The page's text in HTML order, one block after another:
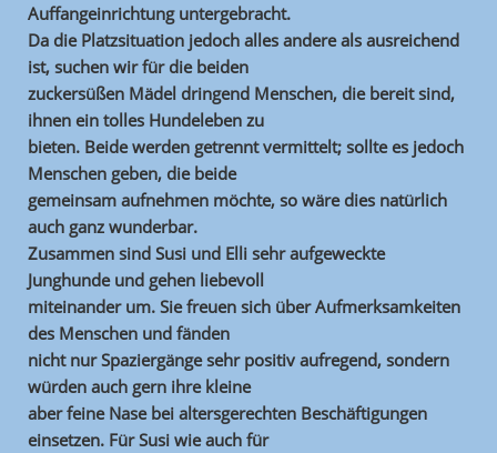
Auffangeinrichtung untergebracht.
Da die Platzsituation jedoch alles andere als ausreichend
ist, suchen wir für die beiden
zuckersüßen Mädel dringend Menschen, die bereit sind,
ihnen ein tolles Hundeleben zu
bieten. Beide werden getrennt vermittelt; sollte es jedoch
Menschen geben, die beide
gemeinsam aufnehmen möchte, so wäre dies natürlich
auch ganz wunderbar.
Zusammen sind Susi und Elli sehr aufgeweckte
Junghunde und gehen liebevoll
miteinander um. Sie freuen sich über Aufmerksamkeiten
des Menschen und fänden
nicht nur Spaziergänge sehr positiv aufregend, sondern
würden auch gern ihre kleine
aber feine Nase bei altersgerechten Beschäftigungen
einsetzen. Für Susi wie auch für